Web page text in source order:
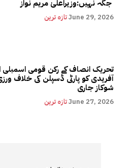
تازہ ترینJune 29, 2026
تحریک انصاف کے رکن قومی اسمبلی
آفریدی کو پارٹی ڈسپلن کی خلاف
شوکاز جاری
تازہ ترینJune 27, 2026